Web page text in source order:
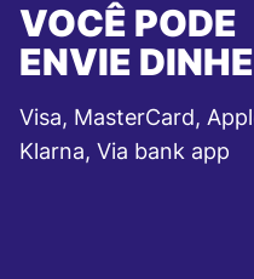
VOCÊ PODE
ENVIE
Visa, MasterCard,
Klarna, Via bank app